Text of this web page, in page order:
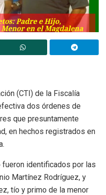
(CTI) de la Fiscalía
dos órdenes de
que presuntamente
en hechos registrados en
identificados por las
Martínez Rodríguez, y
tío y primo de la menor